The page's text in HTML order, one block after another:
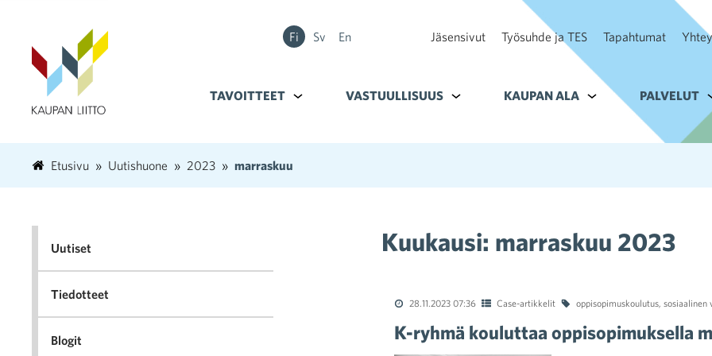
Fi Sv En Jäsensivut Työsuhde ja TES Tapahtumat
TAVOITTEET Alavalikko kohteelle Tavoitteet
VASTUULLISUUS Alavalikko kohteelle Vastuullisuus
KAUPAN ALA Alavalikko kohteelle
PALVELUT
Etusivu Uutishuone 2023 marraskuu
Kuukausi: marraskuu 2023
28.11.2023 07:36 Case-artikkelit oppisopimuskoulutus, sosiaalinen
K-ryhmä kouluttaa oppisopimuksella
Uutiset
Tiedotteet
Blogit